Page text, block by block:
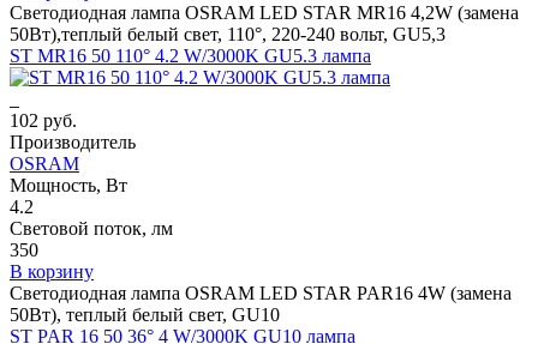
Светодиодная лампа OSRAM LED STAR MR16 4,2W (замена
50Вт),теплый белый свет, 110°, 220-240 вольт, GU5,3
ST MR16 50 110° 4.2 W/3000K GU5.3 лампа
102 руб.
Производитель
OSRAM
Мощность, Вт
4.2
Световой поток, лм
350
В корзину
Светодиодная лампа OSRAM LED STAR PAR16 4W (замена
50Вт), теплый белый свет, GU10
ST PAR 16 50 36° 4 W/3000K GU10 лампа